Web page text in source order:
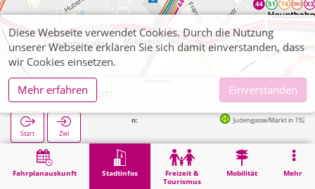
Fahrplanauskunft Stadtinfos
Freizeit &
Tourismus
Mobilität Mehr
Aachener Dom
Start Ziel
Judengasse/Markt in 192m
Stadtinfos Aachener Dom
Diese Webseite verwendet Cookies. Durch die Nutzung
unserer Webseite erklären Sie sich damit einverstanden, dass
wir Cookies einsetzen.
Mehr erfahren
Einverstanden